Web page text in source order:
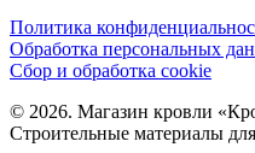
Политика
Обработка персональных
Сбор и обработка cookie
© 2026. Магазин кровли
Строительные материалы